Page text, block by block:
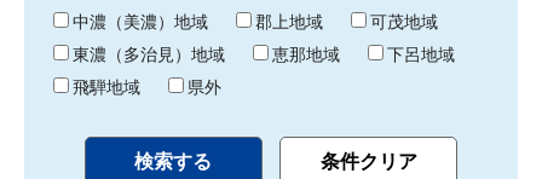
中濃（美濃）地域
郡上地域
可茂地域
東濃（多治見）地域
恵那地域
下呂地域
飛騨地域
県外